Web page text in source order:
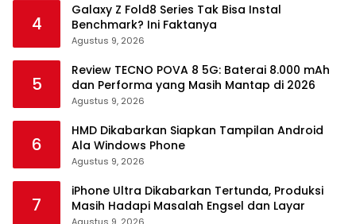
4
Galaxy Z Fold8 Series Tak Bisa Instal
Benchmark? Ini Faktanya
Agustus 9, 2026
5
Review TECNO POVA 8 5G: Baterai 8.000 mAh
dan Performa yang Masih Mantap di 2026
Agustus 9, 2026
6
HMD Dikabarkan Siapkan Tampilan Android
Ala Windows Phone
Agustus 9, 2026
7
iPhone Ultra Dikabarkan Tertunda, Produksi
Masih Hadapi Masalah Engsel dan Layar
Agustus 9, 2026